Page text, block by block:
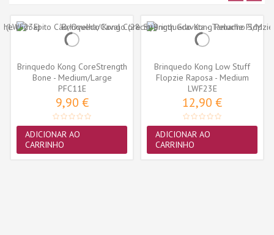
Brinquedo Kong CoreStrength
Bone - Medium/Large
(PFC11E)
PFC11E
9,90 €
ADICIONAR AO
CARRINHO
Brinquedo Kong Low Stuff
Flopzie Raposa - Medium
(LWF23E)
LWF23E
12,90 €
ADICIONAR AO
CARRINHO